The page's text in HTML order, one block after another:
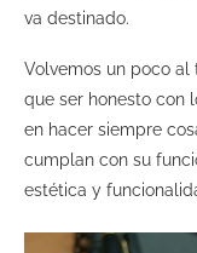
va destinado.
Volvemos un poco
que ser honesto con
en hacer siempre
cumplan con su
estética y